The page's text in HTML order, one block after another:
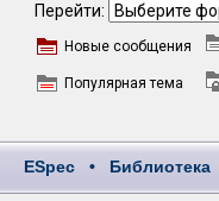
Перейти:
Новые сообщения
Популярная тема
ESpec • Библиотека